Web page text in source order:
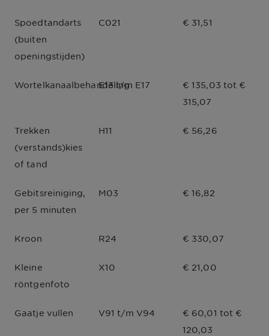
Spoedtandarts
(buiten
openingstijden)
C021 € 31,51
Wortelkanaalbehandeling
E13 t/m E17
€ 135,03 tot €
315,07
Trekken
(verstands)kies
of tand
H11 € 56,26
Gebitsreiniging,
per 5 minuten
M03 € 16,82
Kroon R24 € 330,07
Kleine
röntgenfoto
X10 € 21,00
Gaatje vullen V91 t/m V94
€ 60,01 tot €
120,03